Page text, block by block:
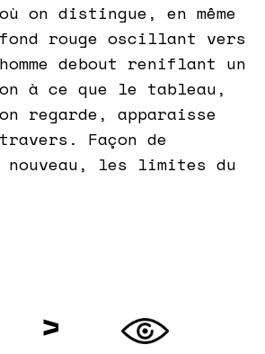
on distingue, en même
fond rouge oscillant vers
debout reniflant un
à ce que le tableau,
regarde, apparaisse
Façon de
nouveau, les limites du
>